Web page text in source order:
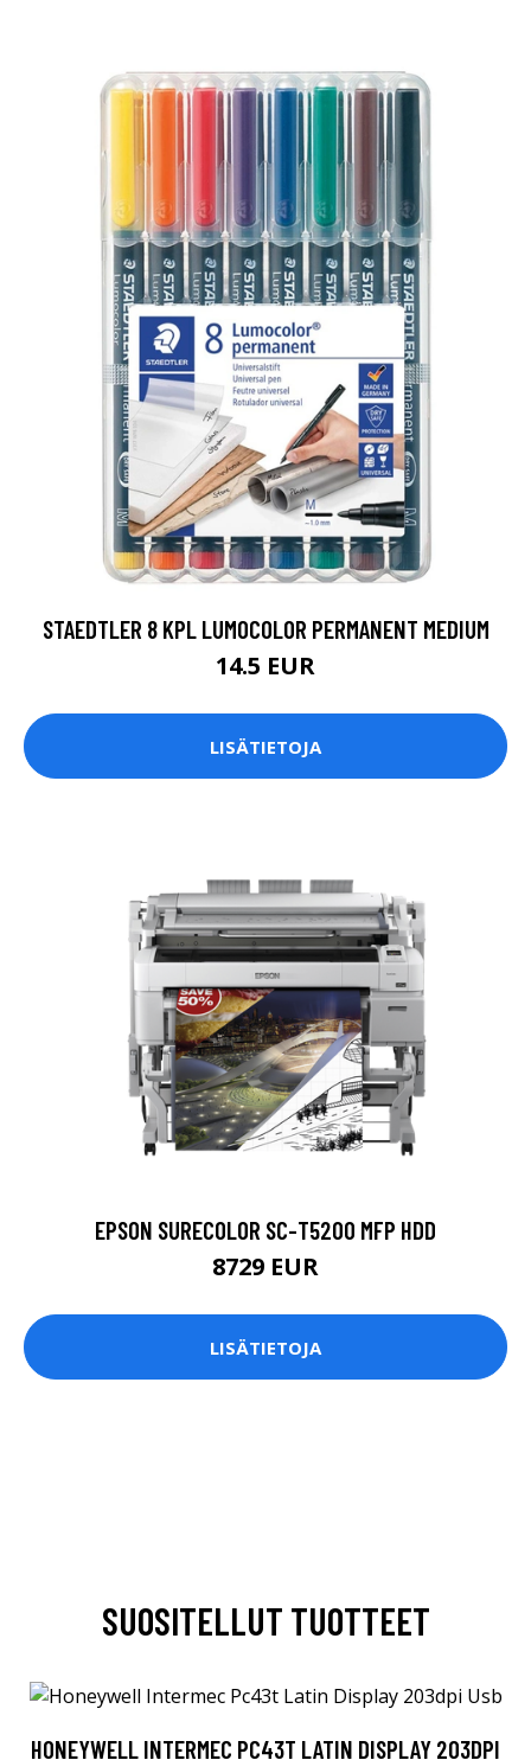
STAEDTLER 8 KPL LUMOCOLOR PERMANENT MEDIUM
14.5 EUR
LISÄTIETOJA
EPSON SURECOLOR SC-T5200 MFP HDD
8729 EUR
LISÄTIETOJA
SUOSITELLUT TUOTTEET
HONEYWELL INTERMEC PC43T LATIN DISPLAY 203DPI